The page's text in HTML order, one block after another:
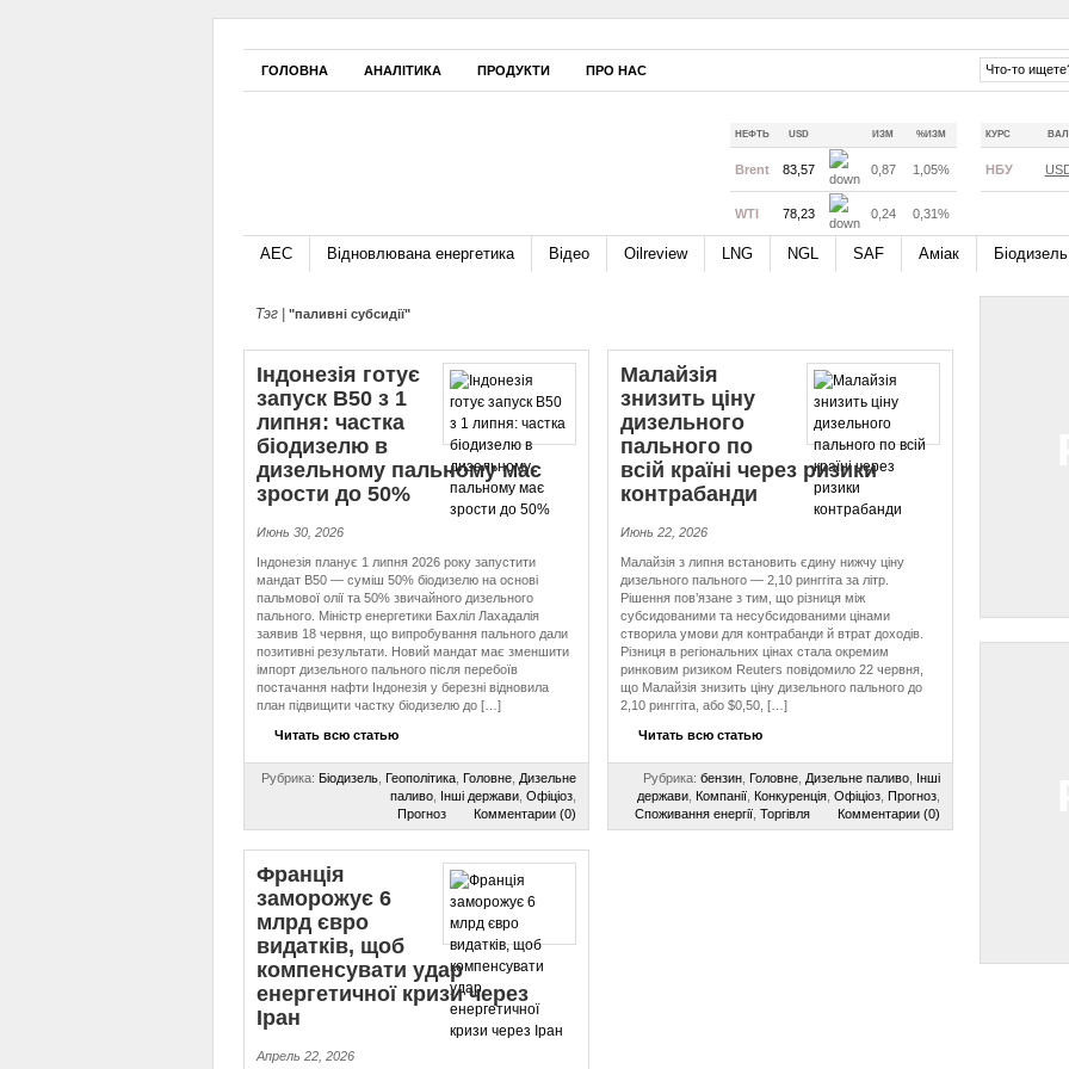
ГОЛОВНА АНАЛІТИКА ПРОДУКТИ ПРО НАС
КУРС ВАЛ
НБУ
НЕФТЬ USD ИЗМ %ИЗМ
Brent 83,57 0,87 1,05%
WTI 78,23 0,24 0,31%
АЕС Відновлювана енергетика Відео Oilreview LNG NGL SAF Аміак Біодизель
Тэг | "паливні субсидії"
Індонезія готує
запуск B50 з 1
липня: частка
біодизелю в
дизельному пальному має
зрости до 50%
Июнь 30, 2026
Індонезія планує 1 липня 2026 року запустити
мандат B50 — суміш 50% біодизелю на основі
пальмової олії та 50% звичайного дизельного
пального. Міністр енергетики Бахліл Лахадалія
заявив 18 червня, що випробування пального дали
позитивні результати. Новий мандат має зменшити
імпорт дизельного пального після перебоїв
постачання нафти Індонезія у березні відновила
план підвищити частку біодизелю до […]
Читать всю статью
Рубрика: Біодизель, Геополітика, Головне, Дизельне
паливо, Інші держави, Офіціоз,
Прогноз
Комментарии (0)
Малайзія
знизить ціну
дизельного
пального по
всій країні через ризики
контрабанди
Июнь 22, 2026
Малайзія з липня встановить єдину нижчу ціну
дизельного пального — 2,10 ринггіта за літр.
Рішення пов’язане з тим, що різниця між
субсидованими та несубсидованими цінами
створила умови для контрабанди й втрат доходів.
Різниця в регіональних цінах стала окремим
ринковим ризиком Reuters повідомило 22 червня,
що Малайзія знизить ціну дизельного пального до
2,10 ринггіта, або $0,50, […]
Читать всю статью
Рубрика: бензин, Головне, Дизельне паливо, Інші
держави, Компанії, Конкуренція, Офіціоз, Прогноз,
Споживання енергії, Торгівля Комментарии (0)
Франція
заморожує 6
млрд євро
видатків, щоб
компенсувати удар
енергетичної кризи через
Іран
Апрель 22, 2026